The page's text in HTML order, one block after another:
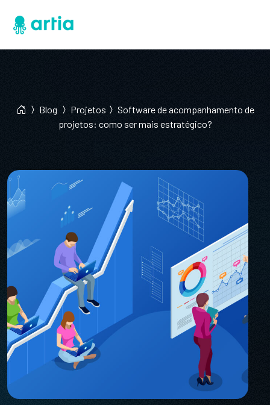
Blog Projetos
Software de acompanhamento de
projetos: como ser mais estratégico?